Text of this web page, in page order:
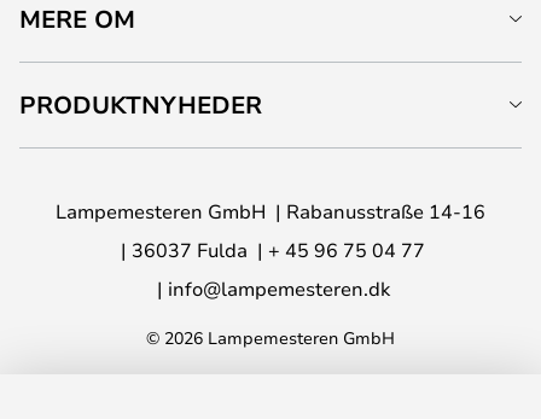
MERE OM
PRODUKTNYHEDER
Lampemesteren GmbH
Rabanusstraße 14-16
36037 Fulda
+ 45 96 75 04 77
info@lampemesteren.dk
© 2026 Lampemesteren GmbH